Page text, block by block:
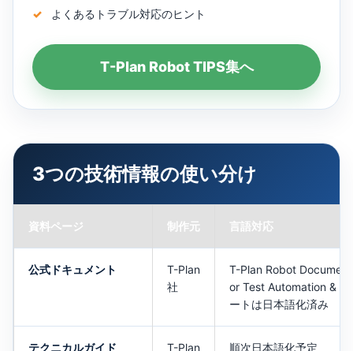
よくあるトラブル対応のヒント
T-Plan Robot TIPS集へ
3つの技術情報の使い分け
資料ページ 制作元 言語対応
公式ドキュメント
T-Plan
社
T-Plan Robot
or Test Automation &
ートは日本語化済み
テクニカルガイド T-Plan 順次日本語化予定